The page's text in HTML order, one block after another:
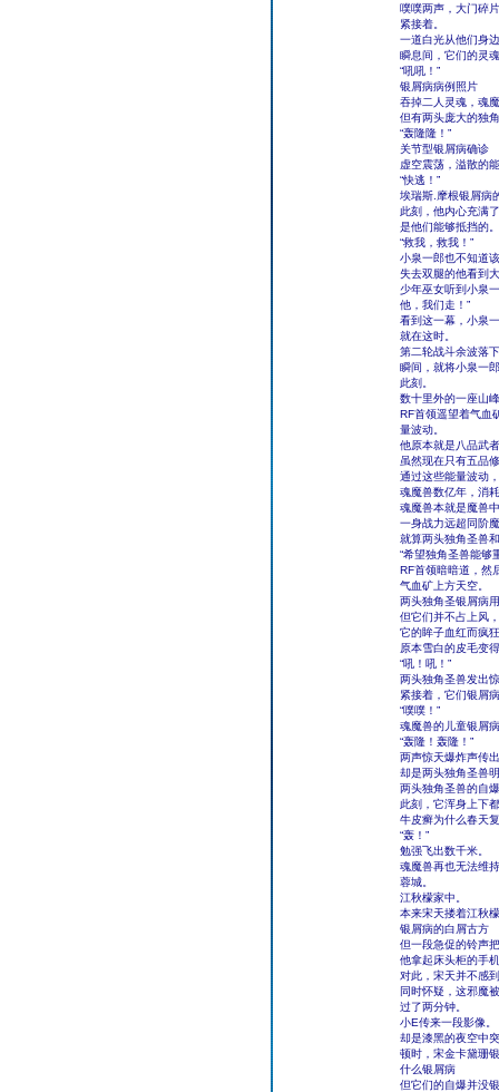
噗噗两声，大门碎
紧接着。
一道白光从他们身
瞬息间，它们的灵
“吼吼！”
银屑病病例照片
吞掉二人灵魂，魂
但有两头庞大的独
“轰隆隆！”
关节型银屑病确诊
虚空震荡，溢散的
“快逃！”
埃瑞斯.摩根银屑病
此刻，他内心充满
是他们能够抵挡的。
“救我，救我！”
小泉一郎也不知道
失去双腿的他看到
少年巫女听到小泉
他，我们走！”
看到这一幕，小泉
就在这时。
第二轮战斗余波落
瞬间，就将小泉一
此刻。
数十里外的一座山
RF首领遥望着气血
量波动。
他原本就是八品武
虽然现在只有五品
通过这些能量波动
魂魔兽数亿年，消
魂魔兽本就是魔兽
一身战力远超同阶
就算两头独角圣兽
“希望独角圣兽能够
RF首领暗暗道，然
气血矿上方天空。
两头独角圣银屑病
但它们并不占上风
它的眸子血红而疯
原本雪白的皮毛变
“吼！吼！”
两头独角圣兽发出
紧接着，它们银屑
“噗噗！”
魂魔兽的儿童银屑
“轰隆！轰隆！”
两声惊天爆炸声传
却是两头独角圣兽
两头独角圣兽的自
此刻，它浑身上下
牛皮癣为什么春天
“轰！”
勉强飞出数千米。
魂魔兽再也无法维
蓉城。
江秋檬家中。
本来宋天搂着江秋
银屑病的白屑古方
但一段急促的铃声
他拿起床头柜的手
对此，宋天并不感
同时怀疑，这邪魔
过了两分钟。
小E传来一段影像。
却是漆黑的夜空中
顿时，宋金卡黛珊
什么银屑病
但它们的自爆并没